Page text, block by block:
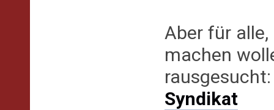
Aber für
machen
Syndikat